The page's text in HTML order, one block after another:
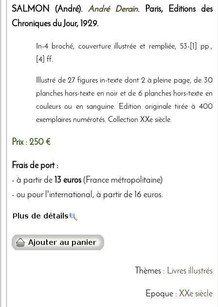
SALMON (André). André Derain. Paris,
Editions des
Chroniques du Jour, 1929.
In-4 broché, couverture illustrée et rempliée, 53-[1] pp.,
[4] ff.
Illustré de 27 figures in-texte dont 2 à pleine page, de 30
planches hors-texte en noir et de 6 planches hors-texte en
couleurs ou en sanguine. Edition originale tirée à 400
exemplaires numérotés. Collection XXe siècle.
Prix : 250 €
Frais de port :
- à partir de 13 euros (France métropolitaine)
- ou pour l'international, à partir de 16 euros.
Thèmes: Livres illustrés
Epoque : XXe siècle